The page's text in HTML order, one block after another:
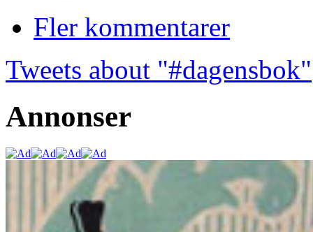
Fler kommentarer
Tweets about "#dagensbok"
Annonser